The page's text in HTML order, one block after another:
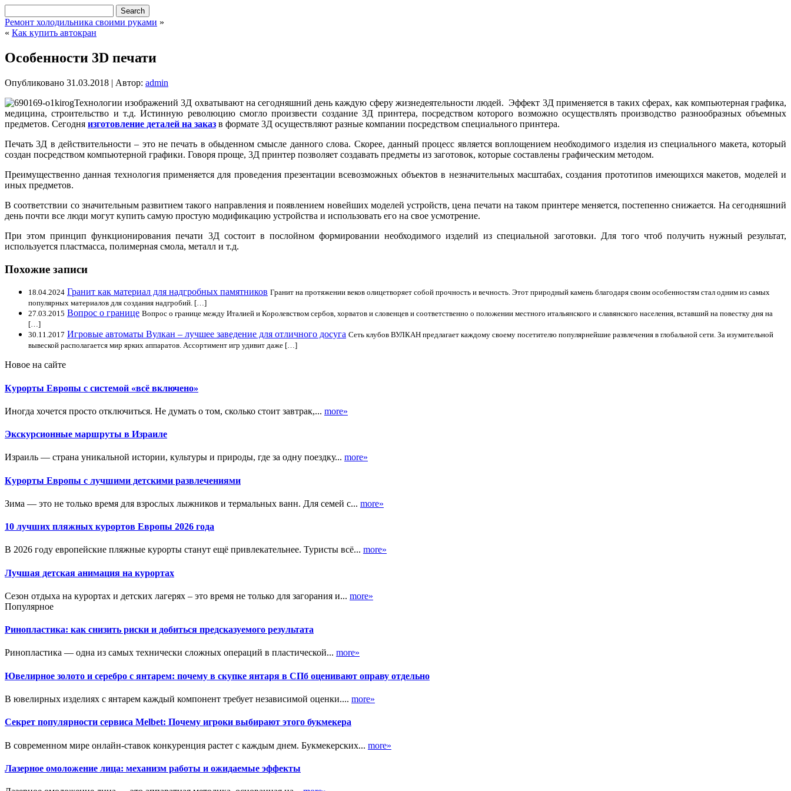
Ремонт холодильника своими руками »
« Как купить автокран
Особенности 3D печати
Опубликовано 31.03.2018 | Автор: admin
Технологии изображений 3Д охватывают на сегодняшний день каждую сферу жизнедеятельности людей. Эффект 3Д применяется в таких сферах, как компьютерная графика,
медицина, строительство и т.д. Истинную революцию смогло произвести создание 3Д принтера, посредством которого возможно осуществлять производство разнообразных объемных
предметов. Сегодня изготовление деталей на заказ в формате 3Д осуществляют разные компании посредством специального принтера.
Печать 3Д в действительности – это не печать в обыденном смысле данного слова. Скорее, данный процесс является воплощением необходимого изделия из специального макета, который
создан посредством компьютерной графики. Говоря проще, 3Д принтер позволяет создавать предметы из заготовок, которые составлены графическим методом.
Преимущественно данная технология применяется для проведения презентации всевозможных объектов в незначительных масштабах, создания прототипов имеющихся макетов, моделей и
иных предметов.
В соответствии со значительным развитием такого направления и появлением новейших моделей устройств, цена печати на таком принтере меняется, постепенно снижается. На сегодняшний
день почти все люди могут купить самую простую модификацию устройства и использовать его на свое усмотрение.
При этом принцип функционирования печати 3Д состоит в послойном формировании необходимого изделий из специальной заготовки. Для того чтоб получить нужный результат,
используется пластмасса, полимерная смола, металл и т.д.
Похожие записи
18.04.2024 Гранит как материал для надгробных памятников Гранит на протяжении веков олицетворяет собой прочность и вечность. Этот природный камень благодаря своим особенностям стал одним из самых
популярных материалов для создания надгробий. […]
27.03.2015 Вопрос о границе Вопрос о границе между Италией и Королевством сербов, хорватов и словенцев и соответственно о положении местного итальянского и славянского населения, вставший на повестку дня на
[…]
30.11.2017 Игровые автоматы Вулкан – лучшее заведение для отличного досуга Сеть клубов ВУЛКАН предлагает каждому своему посетителю популярнейшие развлечения в глобальной сети. За изумительной
вывеской располагается мир ярких аппаратов. Ассортимент игр удивит даже […]
Новое на сайте
Курорты Европы с системой «всё включено»
Иногда хочется просто отключиться. Не думать о том, сколько стоит завтрак,... more»
Экскурсионные маршруты в Израиле
Израиль — страна уникальной истории, культуры и природы, где за одну поездку... more»
Курорты Европы с лучшими детскими развлечениями
Зима — это не только время для взрослых лыжников и термальных ванн. Для семей с... more»
10 лучших пляжных курортов Европы 2026 года
В 2026 году европейские пляжные курорты станут ещё привлекательнее. Туристы всё... more»
Лучшая детская анимация на курортах
Сезон отдыха на курортах и детских лагерях – это время не только для загорания и... more»
Популярное
Ринопластика: как снизить риски и добиться предсказуемого результата
Ринопластика — одна из самых технически сложных операций в пластической... more»
Ювелирное золото и серебро с янтарем: почему в скупке янтаря в СПб оценивают оправу отдельно
В ювелирных изделиях с янтарем каждый компонент требует независимой оценки.... more»
Секрет популярности сервиса Melbet: Почему игроки выбирают этого букмекера
В современном мире онлайн-ставок конкуренция растет с каждым днем. Букмекерских... more»
Лазерное омоложение лица: механизм работы и ожидаемые эффекты